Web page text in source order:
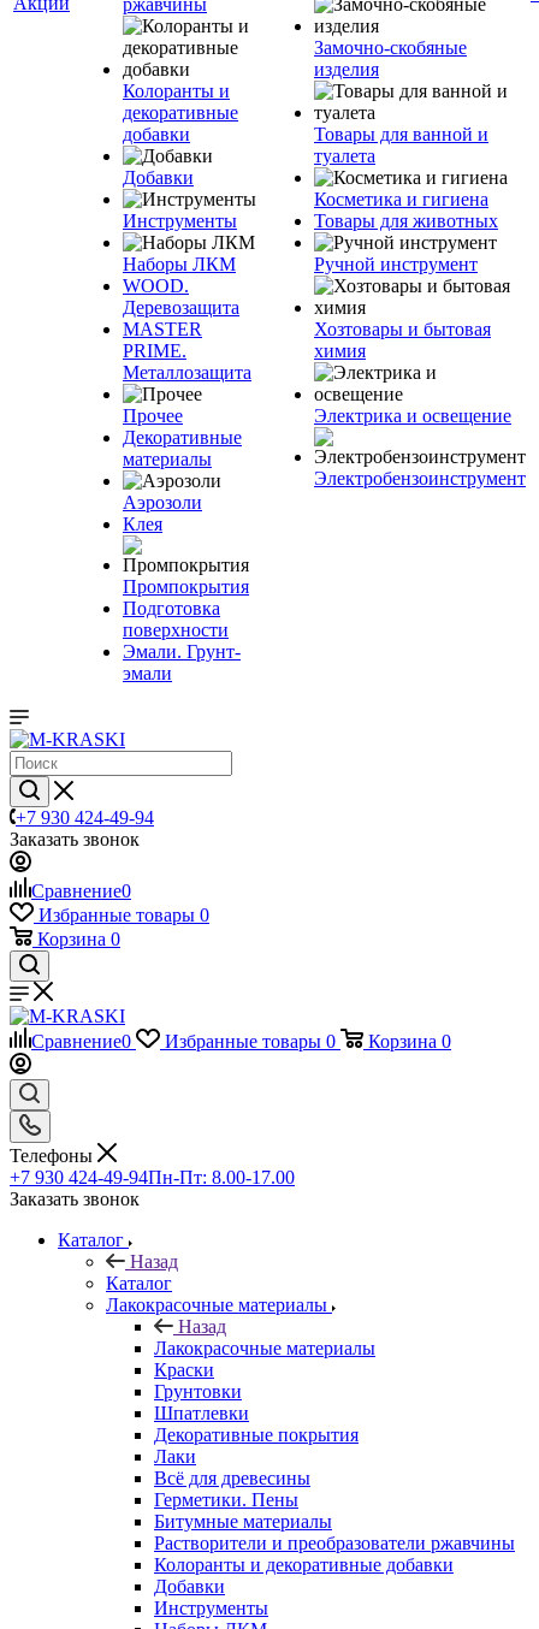
ржавчины
Колоранты и
декоративные
добавки
Добавки
Инструменты
Наборы ЛКМ
WOOD.
Деревозащита
MASTER
PRIME.
Металлозащита
Прочее
Декоративные
материалы
Аэрозоли
Клея
Промпокрытия
Подготовка
поверхности
Эмали. Грунт-
эмали
Замочно-скобяные
изделия
Товары для ванной и
туалета
Косметика и гигиена
Товары для животных
Ручной инструмент
Хозтовары и бытовая
химия
Электрика и освещение
Электробензоинструмент
+7 930 424-49-94
Заказать звонок
Сравнение0
Избранные товары 0
Корзина 0
Сравнение0 Избранные товары 0 Корзина 0
Телефоны
+7 930 424-49-94Пн-Пт: 8.00-17.00
Заказать звонок
Каталог
Назад
Каталог
Лакокрасочные материалы
Назад
Лакокрасочные материалы
Краски
Грунтовки
Шпатлевки
Декоративные покрытия
Лаки
Всё для древесины
Герметики. Пены
Битумные материалы
Растворители и преобразователи ржавчины
Колоранты и декоративные добавки
Добавки
Инструменты